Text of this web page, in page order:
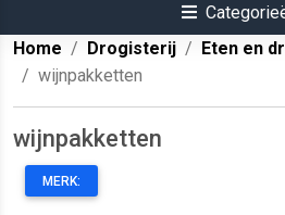
Home
Drogisterij Eten en
wijnpakketten
wijnpakketten
MERK: